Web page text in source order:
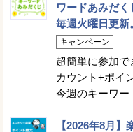
ワードあみだ
毎週火曜日更新
キャンペーン
超簡単に参加
カウント+ポイ
今週のキーワー
【2026年8月